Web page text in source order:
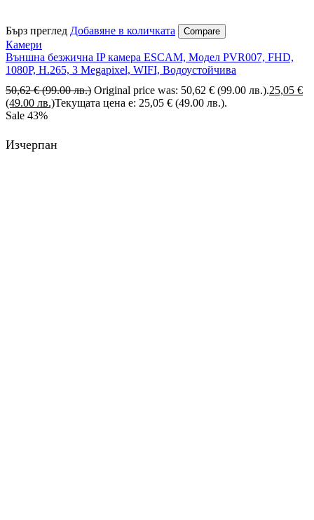
Бърз преглед Добавяне в количката Compare
Камери
Външна безжична IP камера ESCAM, Модел PVR007, FHD,
1080P, H.265, 3 Megapixel, WIFI, Водоустойчива
50,62€ (99.00 лв.) Original price was: 50,62 € (99.00 лв.).25,05 €
(49.00 лв.)Текущата цена е: 25,05 € (49.00 лв.).
Sale 43%
Изчерпан